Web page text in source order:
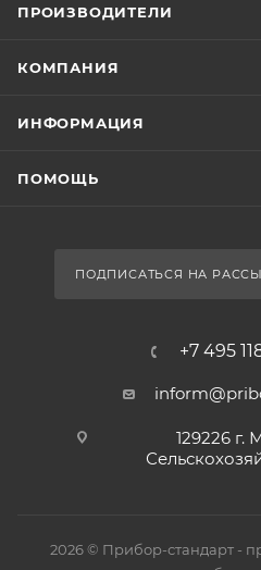
ПРОИЗВОДИТЕЛИ
КОМПАНИЯ
ИНФОРМАЦИЯ
ПОМОЩЬ
ПОДПИСАТЬСЯ НА
+7 495
129226 г.
2026 © Прибор-стандарт -